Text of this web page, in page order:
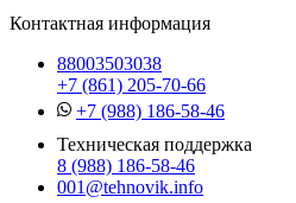
Контактная информация
88003503038
+7 (861) 205-70-66
+7 (988) 186-58-46
Техническая поддержка
8 (988) 186-58-46
001@tehnovik.info